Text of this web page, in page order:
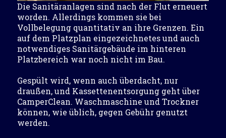
Die Sanitäranlagen sind nach der Flut erneuert
worden. Allerdings kommen sie bei
Vollbelegung quantitativ an ihre Grenzen. Ein
auf dem Platzplan eingezeichnetes und auch
notwendiges Sanitärgebäude im hinteren
Platzbereich war noch nicht im Bau.
Gespült wird, wenn auch überdacht, nur
draußen, und Kassettenentsorgung geht über
CamperClean. Waschmaschine und Trockner
können, wie üblich, gegen Gebühr genutzt
werden.